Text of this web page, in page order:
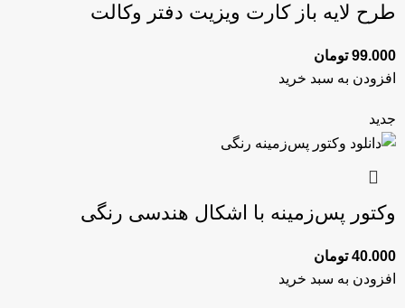
طرح لایه‌ باز کارت ویزیت دفتر وکالت
99.000 تومان
افزودن به سبد خرید
جدید
وکتور پس‌زمینه با اشکال هندسی رنگی
40.000 تومان
افزودن به سبد خرید